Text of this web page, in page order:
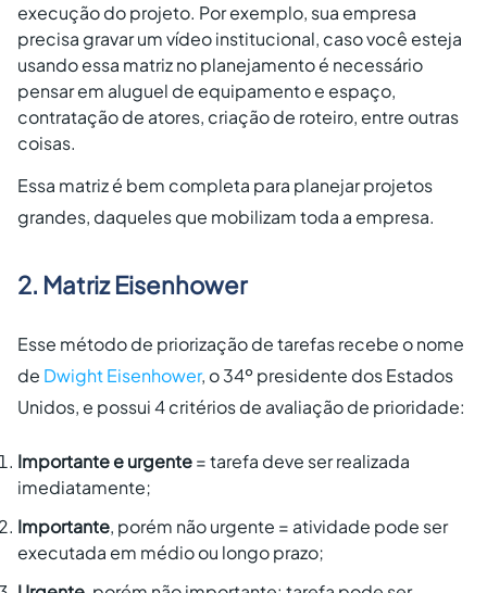
execução do projeto. Por exemplo, sua empresa
precisa gravar um vídeo institucional, caso você esteja
usando essa matriz no planejamento é necessário
pensar em aluguel de equipamento e espaço,
contratação de atores, criação de roteiro, entre outras
coisas.
Essa matriz é bem completa para planejar projetos
grandes, daqueles que mobilizam toda a empresa.
2. Matriz Eisenhower
Esse método de priorização de tarefas recebe o nome
de Dwight Eisenhower, o 34º presidente dos Estados
Unidos, e possui 4 critérios de avaliação de prioridade:
Importante e urgente= tarefa deve ser realizada
imediatamente;
Importante, porém não urgente = atividade pode ser
executada em médio ou longo prazo;